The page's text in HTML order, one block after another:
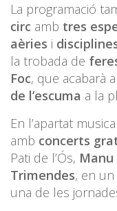
La programació
circ amb tres
aèries i
la trobada de
Foc, que acabarà
de l’escuma a la
En l’apartat
amb concerts
Pati de l’Ós, Manu
Trimendes, en
una de les